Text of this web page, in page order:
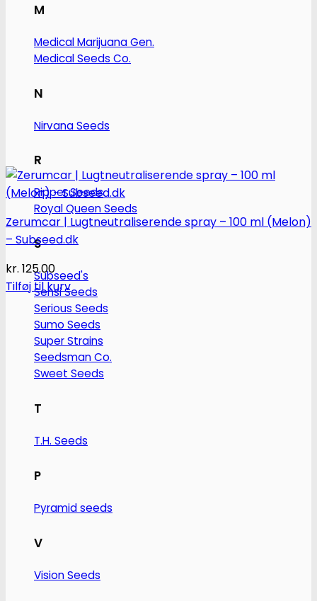
M
Medical Marijuana Gen.
Medical Seeds Co.
N
Nirvana Seeds
R
Ripper Seeds
Royal Queen Seeds
S
Subseed's
Sensi Seeds
Serious Seeds
Sumo Seeds
Super Strains
Seedsman Co.
Sweet Seeds
T
T.H. Seeds
P
Pyramid seeds
V
Vision Seeds
Zerumcar | Lugtneutraliserende spray – 100 ml (Melon)
– Subseed.dk
kr. 125.00
Tilføj til kurv